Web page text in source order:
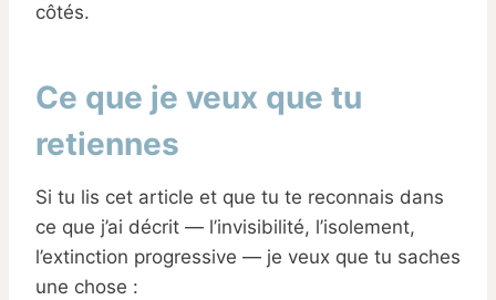
côtés.
Ce que je veux que tu
retiennes
Si tu lis cet article et que tu te reconnais dans
ce que j’ai décrit — l’invisibilité, l’isolement,
l’extinction progressive — je veux que tu saches
une chose :